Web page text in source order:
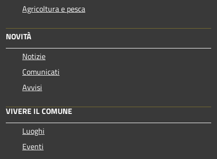
Agricoltura e pesca
NOVITÀ
Notizie
Comunicati
Avvisi
VIVERE IL COMUNE
Luoghi
Eventi